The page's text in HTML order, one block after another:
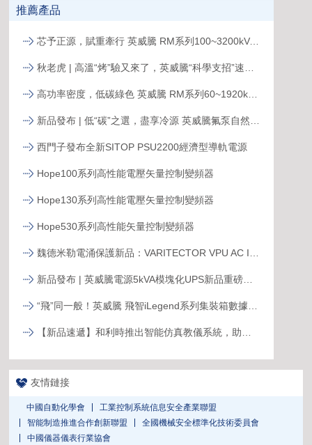
推薦產品
芯予正源，賦重牽行 英威騰 RM系列100~3200kVA模塊化UPS新品發布
西門子發布全新SITOP PSU2200經濟型導軌電源
Hope100系列高性能電壓矢量控制變頻器
Hope130系列高性能電壓矢量控制變頻器
Hope530系列高性能矢量控制變頻器
友情鏈接
中國自動化學會
工業控制系統信息安全產業聯盟
智能制造推進合作創新聯盟
全國機械安全標準化技術委員會
中國儀器儀表行業協會